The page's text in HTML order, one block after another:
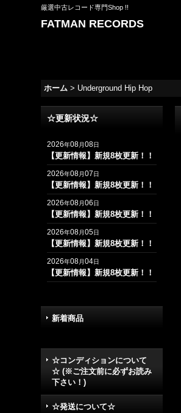
厳選中古レコード専門Shop !!
FATMAN RECORDS
ホーム > Underground Hip Hop
☆更新状況☆
2026年08月08日
【更新情報】新規8枚更新！！
2026年08月07日
【更新情報】新規8枚更新！！
2026年08月06日
【更新情報】新規8枚更新！！
2026年08月05日
【更新情報】新規8枚更新！！
2026年08月04日
【更新情報】新規8枚更新！！
新着商品
☆コンディションについて
☆ (※ご注文前に必ずお読み
下さい！)
☆発送について☆